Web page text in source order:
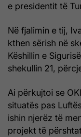
e presidentit të
Në fjalimin e tij,
kthen sërish në
Këshillin e
shekullin 21,
Ai përkujtoi se
situatës pas
ishin njerëz të
projekt të